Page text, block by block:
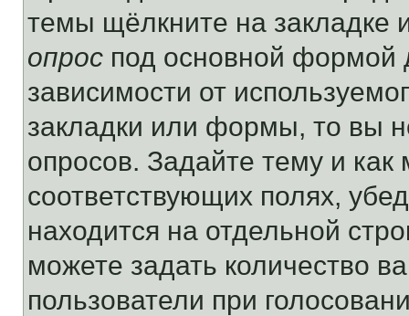
темы щёлкните на
опрос под основной формой
зависимости от
закладки или формы, то вы
опросов. Задайте тему и
соответствующих полях,
находится на отдельной
можете задать количество
пользователи при